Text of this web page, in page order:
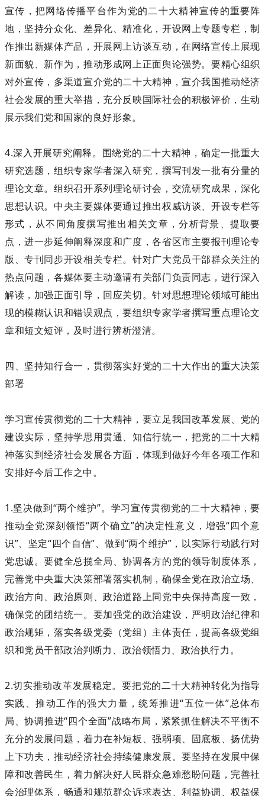
宣传，把网络传播平台作为党的二十大精神宣传的重要阵
地，坚持分众化、差异化、精准化，开设网上专题专栏，制
作推出新媒体产品，开展网上访谈互动，在网络宣传上展现
新面貌、新作为，推动形成网上正面舆论强势。要精心组织
对外宣传，多渠道宣介党的二十大精神，宣介我国推动经济
社会发展的重大举措，充分反映国际社会的积极评价，生动
展示我们党和国家的良好形象。
4.深入开展研究阐释。围绕党的二十大精神，确定一批重大
研究选题，组织专家学者深入研究，撰写刊发一批有分量的
理论文章。组织召开系列理论研讨会，交流研究成果，深化
思想认识。中央主要媒体要通过推出权威访谈、开设专栏等
形式，从不同角度撰写推出相关文章，分析背景、提取要
点，进一步延伸阐释深度和广度，各省区市主要报刊理论专
版、专刊同步开设相关专栏。针对广大党员干部群众关注的
热点问题，各媒体要主动邀请有关部门负责同志，进行深入
解读，加强正面引导，回应关切。针对思想理论领域可能出
现的模糊认识和错误观点，要组织专家学者撰写重点理论文
章和短文短评，及时进行辨析澄清。
四、坚持知行合一，贯彻落实好党的二十大作出的重大决策
部署
学习宣传贯彻党的二十大精神，要立足我国改革发展、党的
建设实际，坚持学思用贯通、知信行统一，把党的二十大精
神落实到经济社会发展各方面，体现到做好今年各项工作和
安排好今后工作之中。
1.坚决做到“两个维护”。学习宣传贯彻党的二十大精神，要
推动全党深刻领悟“两个确立”的决定性意义，增强“四个意
识”、坚定“四个自信”、做到“两个维护”，以实际行动践行对
党忠诚。要健全总揽全局、协调各方的党的领导制度体系，
完善党中央重大决策部署落实机制，确保全党在政治立场、
政治方向、政治原则、政治道路上同党中央保持高度一致，
确保党的团结统一。要加强党的政治建设，严明政治纪律和
政治规矩，落实各级党委（党组）主体责任，提高各级党组
织和党员干部政治判断力、政治领悟力、政治执行力。
2.切实推动改革发展稳定。要把党的二十大精神转化为指导
实践、推动工作的强大力量，统筹推进“五位一体”总体布
局、协调推进“四个全面”战略布局，紧紧抓住解决不平衡不
充分的发展问题，着力在补短板、强弱项、固底板、扬优势
上下功夫，推动经济社会持续健康发展。要坚持在发展中保
障和改善民生，着力解决好人民群众急难愁盼问题，完善社
会治理体系，畅通和规范群众诉求表达、利益协调、权益保